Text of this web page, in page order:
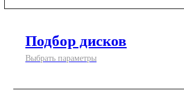
Подбор дисков
Выбрать параметры